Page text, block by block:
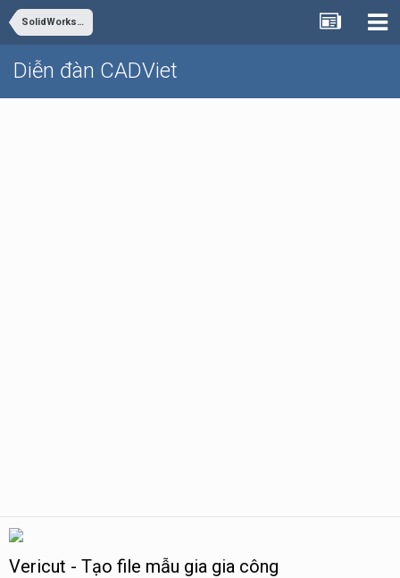
SolidWorks - Inventor
Diễn đàn CADViet
Vericut - Tạo file mẫu gia gia công